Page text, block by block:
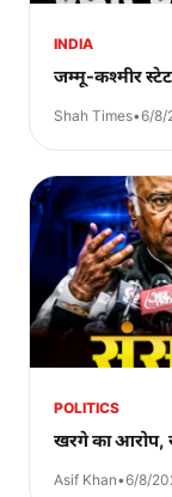
INDIA
जम्मू-कश्मीर
Shah Times•6/8/
POLITICS
खरगे का आरोप,
Asif Khan•6/8/